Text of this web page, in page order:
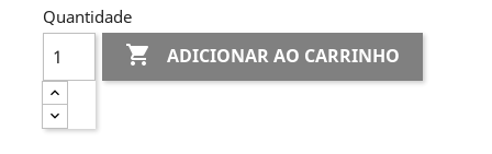
Quantidade
 ADICIONAR AO CARRINHO